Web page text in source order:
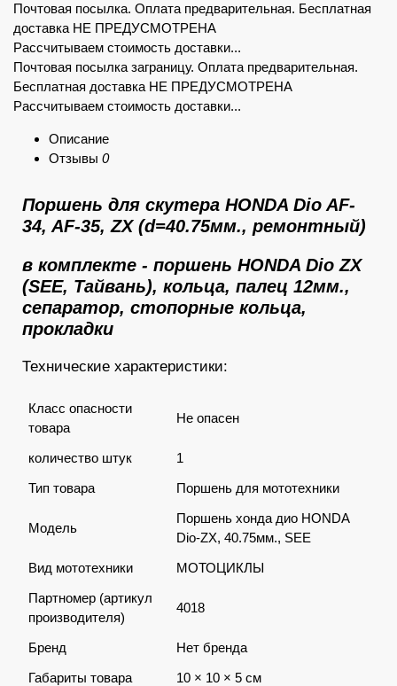
Почтовая посылка. Оплата предварительная. Бесплатная
доставка НЕ ПРЕДУСМОТРЕНА
Рассчитываем стоимость доставки...
Почтовая посылка заграницу. Оплата предварительная.
Бесплатная доставка НЕ ПРЕДУСМОТРЕНА
Рассчитываем стоимость доставки...
Описание
Отзывы 0
Поршень для скутера HONDA Dio AF-
34, AF-35, ZX (d=40.75мм., ремонтный)
в комплекте - поршень HONDA DioZX
(SEE, Тайвань), кольца, палец 12мм.,
сепаратор, стопорные кольца,
прокладки
Технические характеристики:
Класс опасности
товара
Не опасен
количество штук
1
Тип товара
Поршень для мототехники
Модель
Поршень хонда дио HONDA
Dio-ZX, 40.75мм., SEE
Вид мототехники
МОТОЦИКЛЫ
Партномер (артикул
производителя)
4018
Бренд
Нет бренда
Габариты товара
10 × 10 × 5 см